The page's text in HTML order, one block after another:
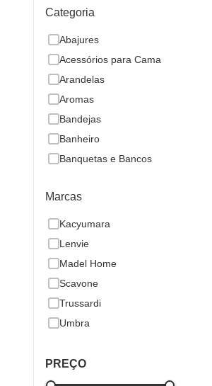
Categoria
Abajures
Acessórios para Cama
Arandelas
Aromas
Bandejas
Banheiro
Banquetas e Bancos
Cabideiros e Ganchos
Caixas Decorativas
Cama e Banho
Cestarias
Cobertores
Colchas e Cobre Leitos
Decoração
Espelhos
Marcas
Kacyumara
Lenvie
Madel Home
Scavone
Trussardi
Umbra
PREÇO